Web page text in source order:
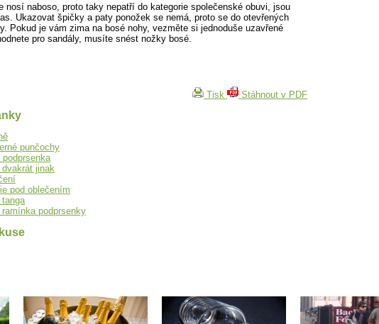
nosí naboso, proto taky nepatří do kategorie společenské obuvi, jsou
Ukazovat špičky a paty ponožek se nemá, proto se do otevřených
Pokud je vám zima na bosé nohy, vezměte si jednoduše uzavřené
pro sandály, musíte snést nožky bosé.
Tisk Stáhnout v PDF
punčochy
jinak
pod oblečením
podprsenky